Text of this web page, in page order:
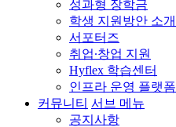
성과형 장학금
학생 지원방안 소개
서포터즈
취업∙창업 지원
Hyflex 학습센터
인프라 운영 플랫폼
커뮤니티 서브 메뉴
공지사항